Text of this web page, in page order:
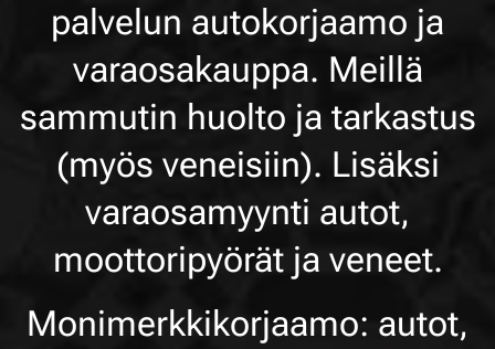
palvelun autokorjaamo ja
varaosakauppa. Meillä
sammutin huolto ja tarkastus
(myös veneisiin). Lisäksi
varaosamyynti autot,
moottoripyörät ja veneet.
Monimerkkikorjaamo: autot,